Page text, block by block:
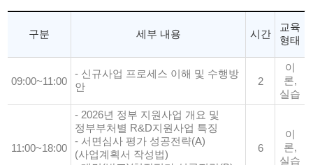
구분 세부 내용 시간
교육
형태
09:00~11:00
- 신규사업 프로세스 이해 및 수행방
안
2
이
론,
실습
11:00~18:00
- 2026년 정부 지원사업 개요 및
정부부처별 R&D지원사업 특징
- 서면심사 평가 성공전략(A)
(사업계획서 작성법)
6
이
론,
실습